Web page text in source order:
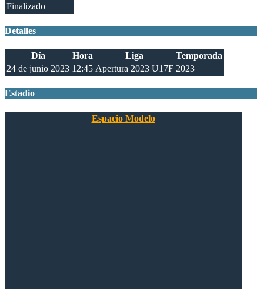
Finalizado
Detalles
Día Hora Liga
Temporada
24 de junio 2023 12:45 Apertura 2023 U17F 2023
Estadio
Espacio Modelo